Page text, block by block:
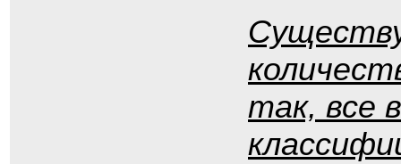
так, все